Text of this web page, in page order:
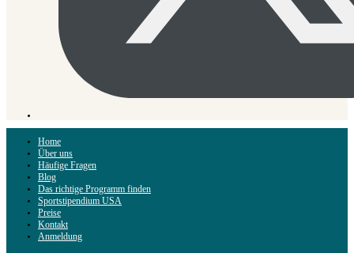
Home
Über uns
Häufige Fragen
Blog
Das richtige Programm finden
Sportstipendium USA
Preise
Kontakt
Anmeldung